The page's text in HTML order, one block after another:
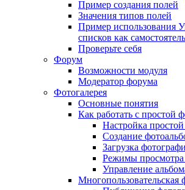
Пример создания полей
Значения типов полей
Пример использования
списков как
Проверьте себя
Форум
Возможности модуля
Модератор форума
Фотогалерея
Основные понятия
Как работать с простой
Настройка
Создание
Загрузка
Режимы
Управление
Многопользовательская